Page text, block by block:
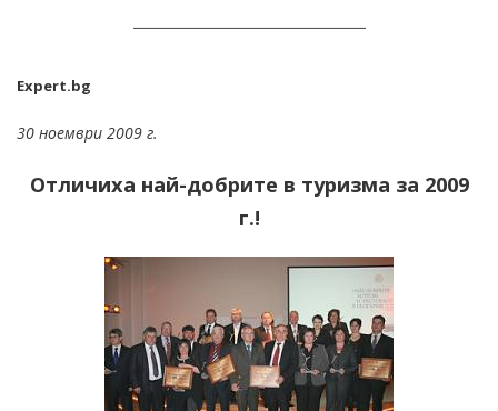
Expert.bg
30 ноември 2009 г.
Отличиха най-добрите в туризма за 2009
г.!